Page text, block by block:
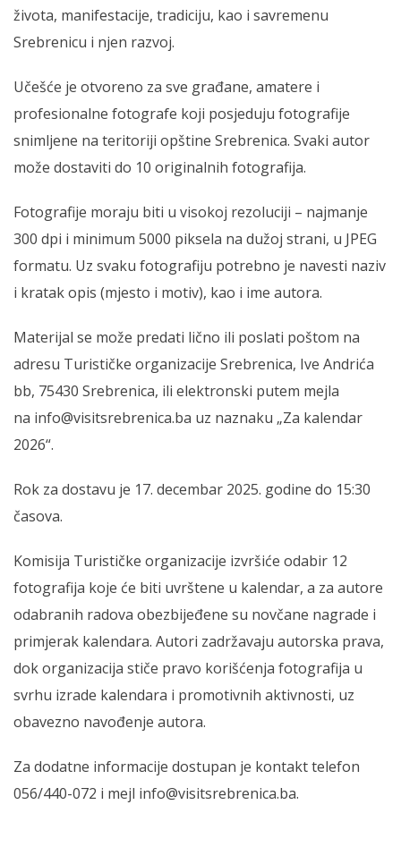
života, manifestacije, tradiciju, kao i savremenu
Srebrenicu i njen razvoj.
Učešće je otvoreno za sve građane, amatere i
profesionalne fotografe koji posjeduju fotografije
snimljene na teritoriji opštine Srebrenica. Svaki autor
može dostaviti do 10 originalnih fotografija.
Fotografije moraju biti u visokoj rezoluciji – najmanje
300 dpi i minimum 5000 piksela na dužoj strani, u JPEG
formatu. Uz svaku fotografiju potrebno je navesti naziv
i kratak opis (mjesto i motiv), kao i ime autora.
Materijal se može predati lično ili poslati poštom na
adresu Turističke organizacije Srebrenica, Ive Andrića
bb, 75430 Srebrenica, ili elektronski putem mejla
na info@visitsrebrenica.ba uz naznaku „Za kalendar
2026“.
Rok za dostavu je 17. decembar 2025. godine do 15:30
časova.
Komisija Turističke organizacije izvršiće odabir 12
fotografija koje će biti uvrštene u kalendar, a za autore
odabranih radova obezbijeđene su novčane nagrade i
primjerak kalendara. Autori zadržavaju autorska prava,
dok organizacija stiče pravo korišćenja fotografija u
svrhu izrade kalendara i promotivnih aktivnosti, uz
obavezno navođenje autora.
Za dodatne informacije dostupan je kontakt telefon
056/440-072 i mejl info@visitsrebrenica.ba.